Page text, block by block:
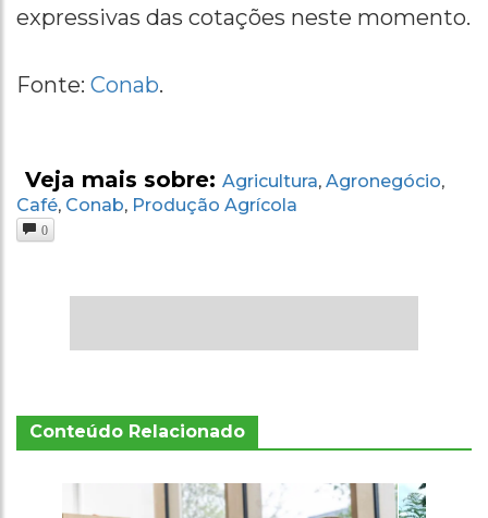
expressivas das cotações neste momento.
Fonte: Conab.
Veja mais sobre: Agricultura, Agronegócio,
Café, Conab, Produção Agrícola
0
Conteúdo Relacionado